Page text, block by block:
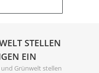
STELLEN
EIN
und Grünwelt stellen